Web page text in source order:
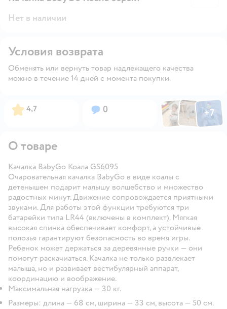
Нет в наличии
Условия возврата
Обменять или вернуть товар надлежащего качества
можно в течение 14 дней с момента покупки.
Рейтинг:
4,7 Вопросов:
0 ФотоФотоФото
+7
Открыть
О товаре
Качалка BabyGo Коала GS6095
Очаровательная качалка BabyGo в виде коалы с
детенышем подарит малышу волшебство и множество
радостных минут. Движение сопровождается приятными
звуками. Для работы этой функции требуются три
батарейки типа LR44 (включены в комплект). Мягкая
высокая спинка обеспечивает комфорт, а устойчивые
полозья гарантируют безопасность во время игры.
Ребенок может держаться за деревянные ручки — они
помогут раскачиаться. Качалка не только развлекает
малыша, но и развивает вестибулярный аппарат,
координацию и воображение.
Максимальная нагрузка — 30 кг.
Размеры: длина — 68 см, ширина — 33 см, высота — 50 см.